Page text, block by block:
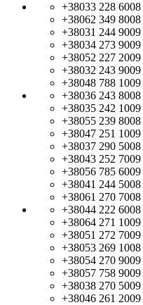
+38033 228 6008
+38062 349 8008
+38031 244 9009
+38034 273 9009
+38052 227 2009
+38032 243 9009
+38048 788 1009
+38036 243 8008
+38035 242 1009
+38055 239 8008
+38047 251 1009
+38037 290 5008
+38043 252 7009
+38056 785 6009
+38041 244 5008
+38061 270 7008
+38044 222 6008
+38064 271 1009
+38051 272 7009
+38053 269 1008
+38054 270 9009
+38057 758 9009
+38038 270 5009
+38046 261 2009